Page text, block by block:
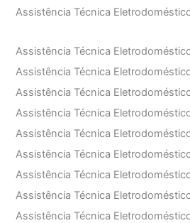
Assistência Técnica
Assistência Técnica
Assistência Técnica
Assistência Técnica
Assistência Técnica
Assistência Técnica
Assistência Técnica
Assistência Técnica
Assistência Técnica
Assistência Técnica